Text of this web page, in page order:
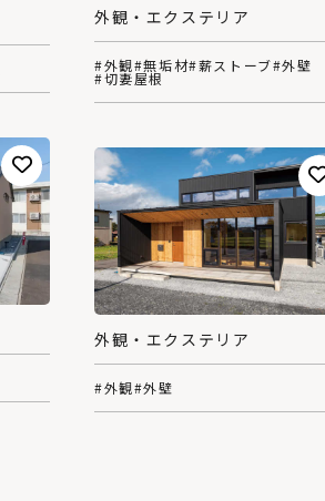
外観・エクステリア
#外観#無垢材#薪ストーブ#外壁
#切妻屋根
外観・エクステリア
#外観#外壁